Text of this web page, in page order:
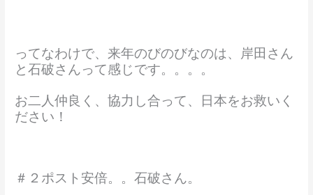
ってなわけで、来年のびのびなのは、岸田さん
と石破さんって感じです。。。。
お二人仲良く、協力し合って、日本をお救いく
ださい！
＃２ポスト安倍。。石破さん。